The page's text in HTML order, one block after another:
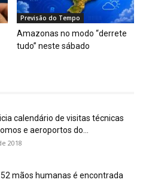
Previsão do Tempo
Amazonas no modo “derrete
tudo” neste sábado
calendário de visitas técnicas
e aeroportos do...
2018
mãos humanas é encontrada